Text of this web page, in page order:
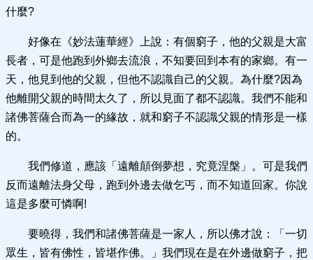
什麼?
好像在《妙法蓮華經》上說：有個窮子，他的父親是大富
長者，可是他跑到外鄉去流浪，不知要回到本有的家鄉。有一
天，他見到他的父親，但他不認識自己的父親。為什麼?因為
他離開父親的時間太久了，所以見面了都不認識。我們不能和
諸佛菩薩合而為一的緣故，就和窮子不認識父親的情形是一樣
的。
我們修道，應該「遠離顛倒夢想，究竟涅槃」。可是我們
反而遠離法身父母，跑到外邊去做乞丐，而不知道回家。你說
這是多麼可憐啊!
要曉得，我們和諸佛菩薩是一家人，所以佛才說：「一切
眾生，皆有佛性，皆堪作佛。」我們現在是在外邊做窮子，把